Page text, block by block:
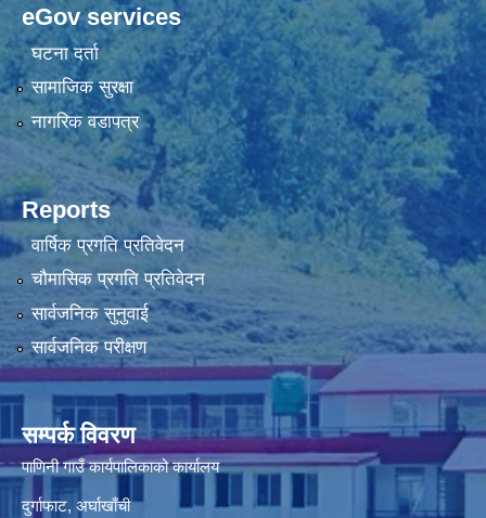
eGov services
घटना दर्ता
सामाजिक सुरक्षा
नागरिक वडापत्र
Reports
वार्षिक प्रगति प्रतिवेदन
चौमासिक प्रगति प्रतिवेदन
सार्वजनिक सुनुवाई
सार्वजनिक परीक्षण
सम्पर्क विवरण
पाणिनी गाउँ कार्यपालिकाको कार्यालय
दुर्गाफाट, अर्घाखाँची